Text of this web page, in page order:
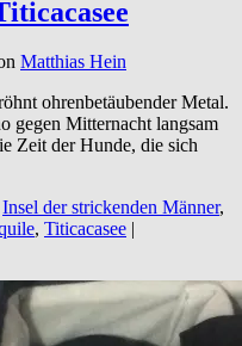
Matthias Hein
ohrenbetäubender Metal.
gegen Mitternacht langsam
Zeit der Hunde, die sich
Insel der strickenden Männer,
, Titicacasee |